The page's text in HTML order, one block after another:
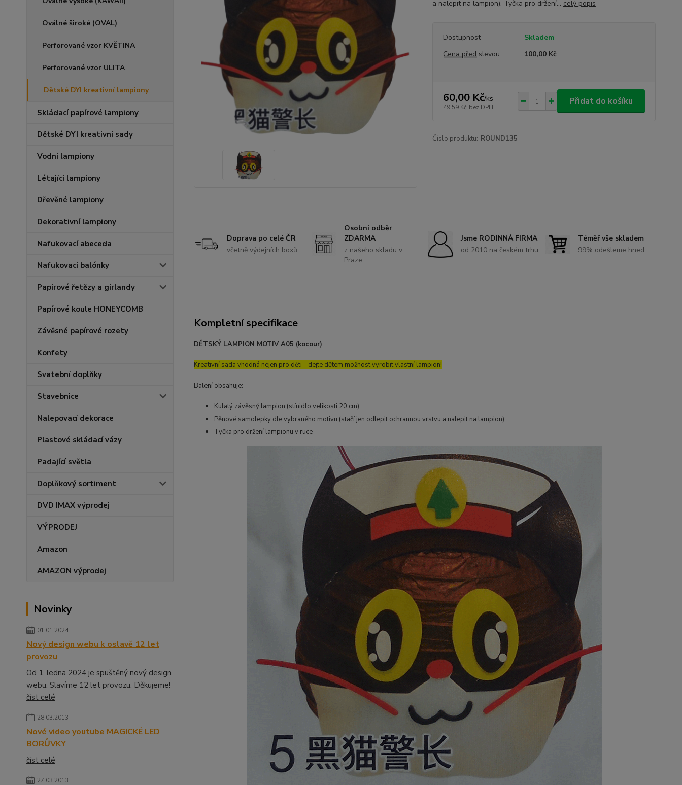
Oválné široké (OVAL)
Perforované vzor KVĚTINA
Perforované vzor ULITA
Dětské DYI kreativní lampiony
Skládací papírové lampiony
Dětské DYI kreativní sady
Vodní lampiony
Létající lampiony
Dřevěné lampiony
Dekorativní lampiony
Nafukovací abeceda
Nafukovací balónky
Papírové řetězy a girlandy
Papírové koule HONEYCOMB
Závěsné papírové rozety
Konfety
Svatební doplňky
Stavebnice
Nalepovací dekorace
Plastové skládací vázy
Padající světla
Doplňkový sortiment
DVD IMAX výprodej
VÝPRODEJ
Amazon
AMAZON výprodej
Novinky
01.01.2024
Nový design webu k oslavě 12 let
provozu
Od 1. ledna 2024 je spuštěný nový design
webu. Slavíme 12 let provozu. Děkujeme!
číst celé
28.03.2013
Nové video youtube MAGICKÉ LED
BORŮVKY
číst celé
27.03.2013
a nalepit na lampion). Tyčka pro držení... celý popis
Dostupnost
Skladem
Cena před slevou
100,00 Kč
60,00 Kč/ks
49,59 Kč bez DPH
Přidat do košíku
Číslo produktu: ROUND135
Doprava po celé ČR
včetně výdejních boxů
Osobní odběr
ZDARMA
z našeho skladu v
Praze
Jsme RODINNÁ FIRMA
od 2010 na českém trhu
Téměř vše skladem
99% odešleme hned
Kompletní specifikace
DĚTSKÝ LAMPION MOTIV A05 (kocour)
Kreativní sada vhodná nejen pro děti - dejte dětem možnost vyrobit vlastní lampion!
Balení obsahuje:
Kulatý závěsný lampion (stínidlo velikosti 20 cm)
Pěnové samolepky dle vybraného motivu (stačí jen odlepit ochrannou vrstvu a nalepit na lampion).
Tyčka pro držení lampionu v ruce